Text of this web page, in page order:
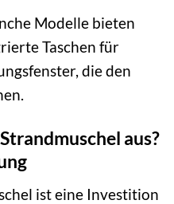
Modelle bieten
Taschen für
die den
aus?
ist eine Investition